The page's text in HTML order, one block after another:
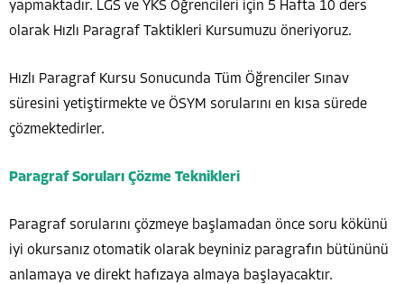
yapmaktadır. LGS ve YKS Öğrencileri için 5 Hafta 10 ders
olarak Hızlı Paragraf Taktikleri Kursumuzu öneriyoruz.
Hızlı Paragraf Kursu Sonucunda Tüm Öğrenciler Sınav
süresini yetiştirmekte ve ÖSYM sorularını en kısa sürede
çözmektedirler.
Paragraf Soruları Çözme Teknikleri
Paragraf sorularını çözmeye başlamadan önce soru kökünü
iyi okursanız otomatik olarak beyniniz paragrafın bütününü
anlamaya ve direkt hafızaya almaya başlayacaktır.